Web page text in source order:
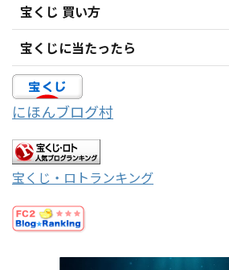
宝くじ 買い方
宝くじに当たったら
にほんブログ村
宝くじ・ロトランキング